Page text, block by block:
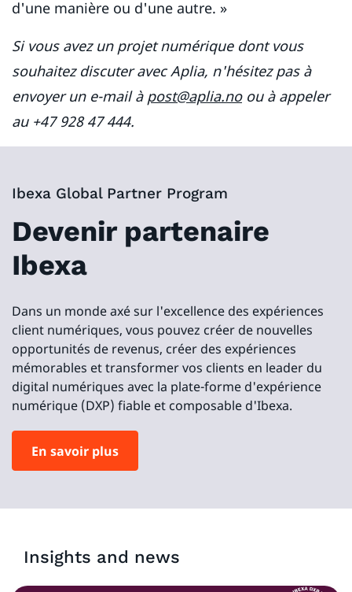
d'une manière ou d'une autre. »
Si vous avez un projet numérique dont vous
souhaitez discuter avec Aplia, n'hésitez pas à
envoyer un e-mail à post@aplia.noou à appeler
au +47 928 47 444.
Ibexa Global Partner Program
Devenir partenaire
Ibexa
Dans un monde axé sur l'excellence des expériences
client numériques, vous pouvez créer de nouvelles
opportunités de revenus, créer des expériences
mémorables et transformer vos clients en leader du
digital numériques avec la plate-forme d'expérience
numérique (DXP) fiable et composable d'Ibexa.
En savoir plus
Insights and news